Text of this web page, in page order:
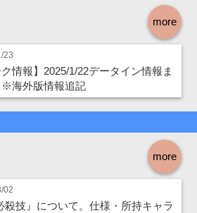
more
23
ク情報】2025/1/22データイン情報ま
海外版情報追記
more
02
殺技』について。仕様・所持キャラ